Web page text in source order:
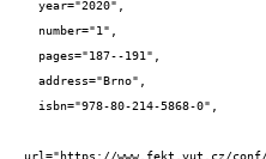
url="https://www.fekt.vut.cz/conf/